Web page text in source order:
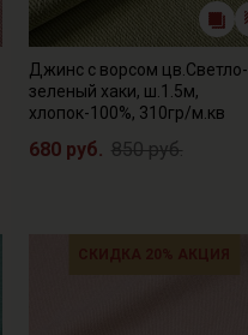
Джинс с ворсом цв.Светло-
зеленый хаки, ш.1.5м,
хлопок-100%, 310гр/м.кв
680 руб. 850 руб.